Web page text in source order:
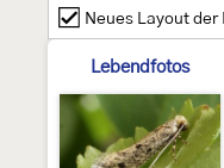
Neues Layout
Lebendfotos